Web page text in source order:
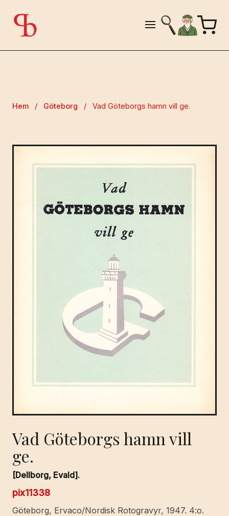
Hem / Göteborg / Vad Göteborgs hamn vill ge.
Vad Göteborgs hamn vill
ge.
[Dellborg, Evald].
pix11338
Göteborg, Ervaco/Nordisk Rotogravyr, 1947. 4:o.